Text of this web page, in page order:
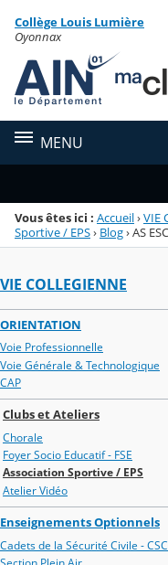
Menu de la rubrique
Contenu
Collège Louis Lumière
Oyonnax
MENU
Vous êtes ici : Accueil›VIE
Sportive / EPS› Blog›AS
VIE COLLEGIENNE
ORIENTATION
Voie Professionnelle
Voie Générale & Technologique
CAP
Clubs et Ateliers
Chorale
Foyer Socio Educatif - FSE
Association Sportive / EPS
Atelier Vidéo
Enseignements Optionnels
Cadets de la Sécurité Civile - CSC